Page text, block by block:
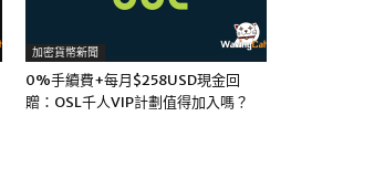
加密貨幣新聞
0%手續費+每月$258USD現金回
贈：OSL千人VIP計劃值得加入嗎？